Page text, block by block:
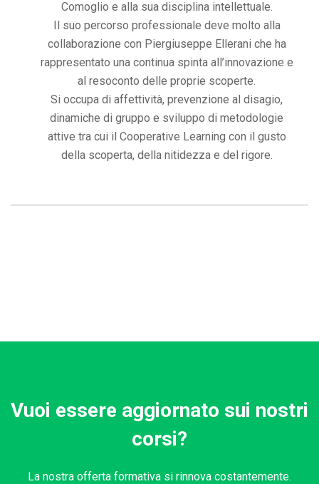
Comoglio e alla sua disciplina intellettuale.
Il suo percorso professionale deve molto alla
collaborazione con Piergiuseppe Ellerani che ha
rappresentato una continua spinta all’innovazione e
al resoconto delle proprie scoperte.
Si occupa di affettività, prevenzione al disagio,
dinamiche di gruppo e sviluppo di metodologie
attive tra cui il Cooperative Learning con il gusto
della scoperta, della nitidezza e del rigore.
Vuoi essere aggiornato sui nostri
corsi?
La nostra offerta formativa si rinnova costantemente.